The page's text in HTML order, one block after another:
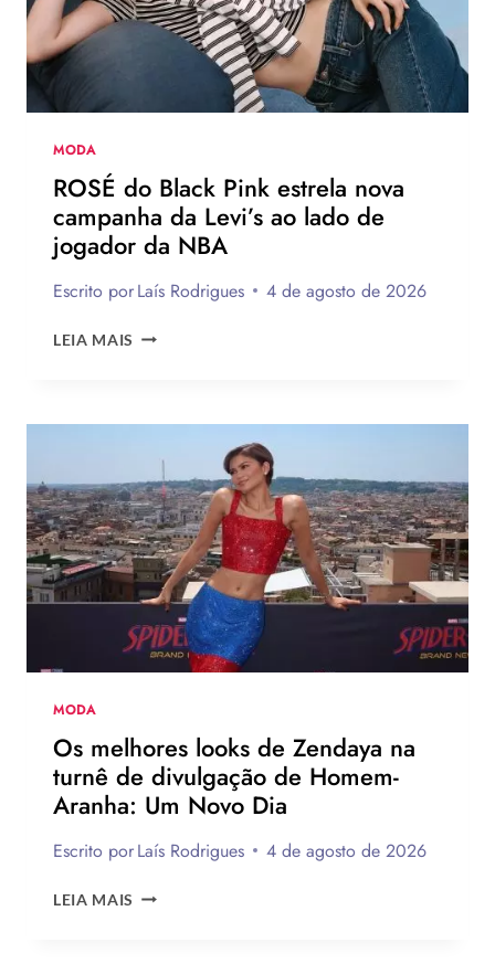
CHEGAR
AO
MODA
ROSÉ do Black Pink estrela nova
campanha da Levi’s ao lado de
jogador da NBA
Escrito porLaís Rodrigues 4 de agosto de 2026
LEIA MAIS ROSÉ
ESTRELA
CAMPANHA
DA
LEVI’S
AO
LADO
DE
JOGADOR
DA
NBA
MODA
Os melhores looks de Zendaya na
turnê de divulgação de Homem-
Aranha: Um Novo Dia
Escrito porLaís Rodrigues 4 de agosto de 2026
LEIA MAIS OS